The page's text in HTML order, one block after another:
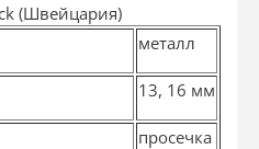
(Швейцария)
металл
13, 16 мм
просечка